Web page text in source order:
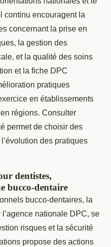
continu encouragent la
concernant la prise en
la gestion des
et la qualité des soins
et la fiche DPC
pratiques
en établissements
régions. Consulter
permet de choisir des
des pratiques
dentistes,
bucco-dentaire
bucco-dentaires, la
nationale DPC, se
risques et la sécurité
propose des actions